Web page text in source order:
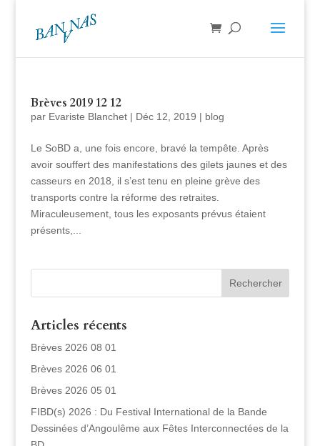
Brèves 2019 12 12
par Evariste Blanchet| Déc 12, 2019 | blog
Le SoBD a, une fois encore, bravé la tempête. Après
avoir souffert des manifestations des gilets jaunes et des
casseurs en 2018, il s’est tenu en pleine grève des
transports contre la réforme des retraites.
Miraculeusement, tous les exposants prévus étaient
présents,...
Articles récents
Brèves 2026 08 01
Brèves 2026 06 01
Brèves 2026 05 01
FIBD(s) 2026 : Du Festival International de la Bande
Dessinées d’Angoulême aux Fêtes Interconnectées de la